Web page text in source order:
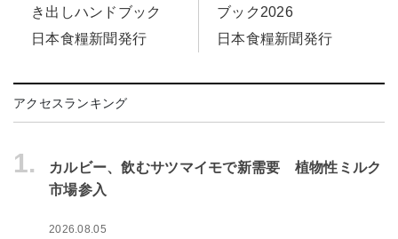
き出しハンドブック
日本食糧新聞発行
ブック2026
日本食糧新聞発行
アクセスランキング
1.
カルビー、飲むサツマイモで新需要 植物性ミルク
市場参入
2026.08.05